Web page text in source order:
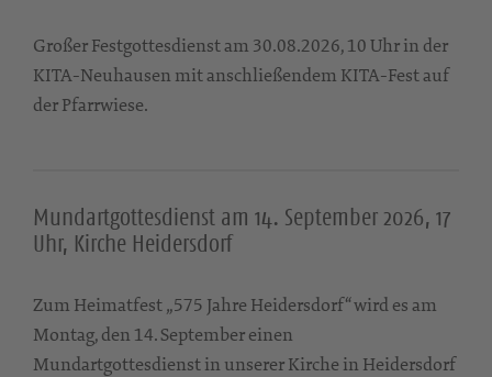
Großer Festgottesdienst am 30.08.2026, 10 Uhr in der
KITA-Neuhausen mit anschließendem KITA-Fest auf
der Pfarrwiese.
Mundartgottesdienst am 14. September 2026, 17
Uhr, Kirche Heidersdorf
Zum Heimatfest „575 Jahre Heidersdorf“ wird es am
Montag, den 14. September einen
Mundartgottesdienst in unserer Kirche in Heidersdorf